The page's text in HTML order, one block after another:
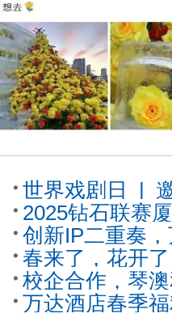
世界戏剧日 |
月峥嵘
2025钻石联赛
吧！
创新IP二重奏
革！
春来了，花开
~
校企合作，琴
备忘录
万达酒店春季